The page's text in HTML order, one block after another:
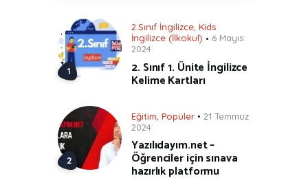
2.Sınıf İngilizce, Kids
İngilizce (İlkokul)
6 Mayıs
2024
2. Sınıf 1. Ünite İngilizce
Kelime Kartları
Eğitim Popüler
21 Temmuz
2024
Yazılıdayım.net –
Öğrenciler için sınava
hazırlık platformu